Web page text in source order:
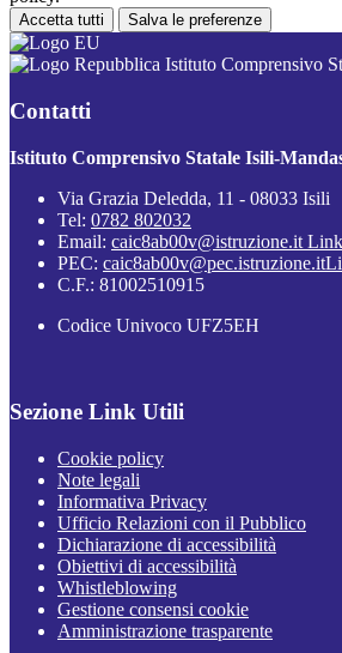
Accetta tutti Salva le preferenze
Istituto Comprensivo
Contatti
Istituto Comprensivo Statale Isili-
Via Grazia Deledda, 11 - 08033 Isili
Tel: 0782 802032
Email: caic8ab00v@istruzione.it
PEC: caic8ab00v@pec.istruzione.it
C.F.: 81002510915
Codice Univoco UFZ5EH
Sezione Link Utili
Cookie policy
Note legali
Informativa Privacy
Ufficio Relazioni con il Pubblico
Dichiarazione di accessibilità
Obiettivi di accessibilità
Whistleblowing
Gestione consensi cookie
Amministrazione trasparente